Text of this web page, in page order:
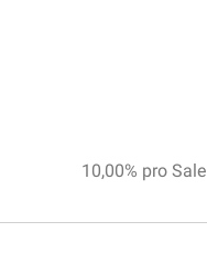
10,00% pro Sale